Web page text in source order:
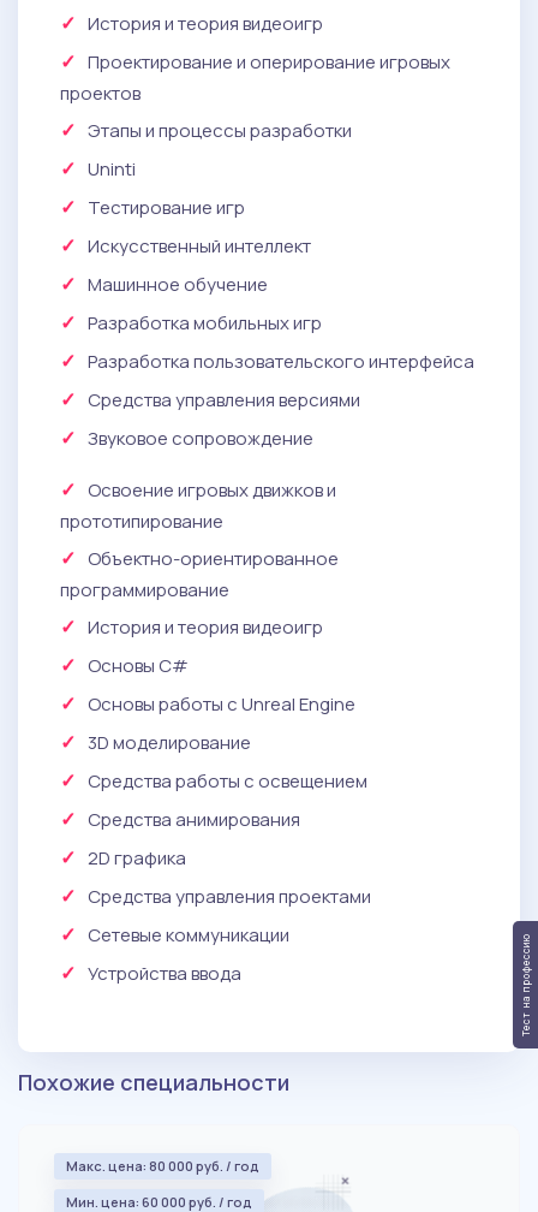
История и теория видеоигр
Проектирование и оперирование игровых
проектов
Этапы и процессы разработки
Uninti
Тестирование игр
Искусственный интеллект
Машинное обучение
Разработка мобильных игр
Разработка пользовательского интерфейса
Средства управления версиями
Звуковое сопровождение
Освоение игровых движков и
прототипирование
Объектно-ориентированное
программирование
История и теория видеоигр
Основы C#
Основы работы с Unreal Engine
3D моделирование
Средства работы с освещением
Средства анимирования
2D графика
Средства управления проектами
Сетевые коммуникации
Устройства ввода
Похожие специальности
Макс. цена: 80 000 руб. / год
Мин. цена: 60 000 руб. / год
Тест на профессию